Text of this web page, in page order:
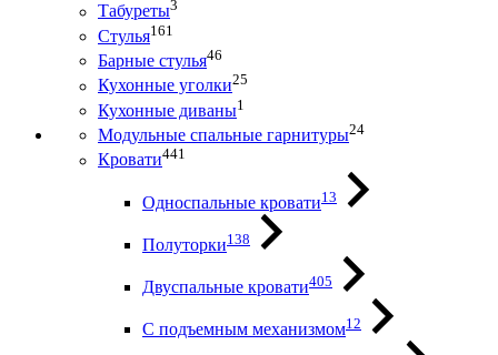
Табуреты3
Стулья161
Барные стулья46
Кухонные уголки25
Кухонные диваны1
Модульные спальные гарнитуры24
Кровати441
Односпальные кровати13
Полуторки138
Двуспальные кровати405
С подъемным механизмом12